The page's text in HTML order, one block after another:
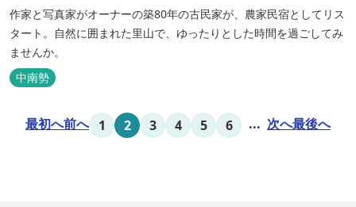
作家と写真家がオーナーの築80年の古民家が、農家民宿としてリス
タート。自然に囲まれた里山で、ゆったりとした時間を過ごしてみ
ませんか。
中南勢
最初へ前へ 1 2 3 4 5 6 ... 次へ最後へ